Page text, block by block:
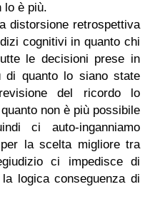
lo è più.
distorsione retrospettiva
cognitivi in quanto chi
le decisioni prese in
di quanto lo siano state
del ricordo lo
non è più possibile
ci auto-inganniamo
la scelta migliore tra
ci impedisce di
logica conseguenza di